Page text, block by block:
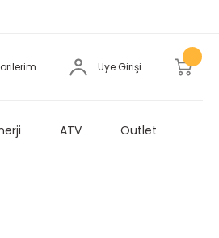
Üye Girişi
ATV Outlet